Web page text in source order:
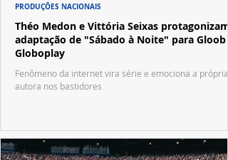
Théo Medon e Vittória Seixas protagonizam
adaptação de "Sábado à Noite" para Gloob e
Globoplay
Fenômeno da internet vira série e emociona a própria
autora nos bastidores
PRODUÇÕES NACIONAIS